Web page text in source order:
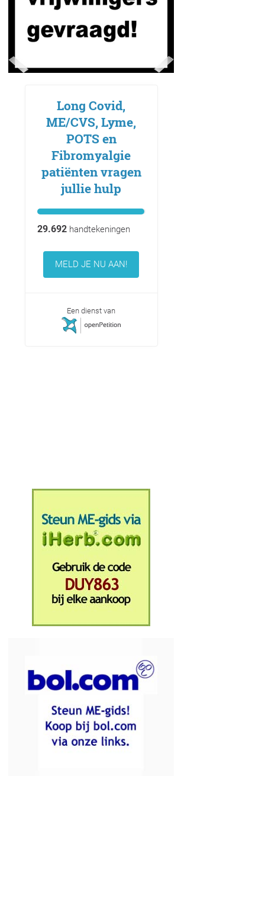
Long Covid,
ME/CVS, Lyme,
POTS en
Fibromyalgie
patiënten vragen
jullie hulp
29.692handtekeningen
MELD JE NU AAN!
Een dienst van